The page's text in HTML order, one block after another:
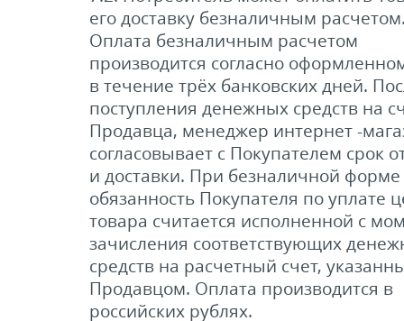
его доставку безналичным
Оплата безналичным расчетом
производится согласно
в течение трёх банковских дней.
поступления денежных средств на
Продавца, менеджер интернет -
согласовывает с Покупателем срок
и доставки. При безналичной
обязанность Покупателя по уплате
товара считается исполненной с
зачисления соответствующих
средств на расчетный счет,
Продавцом. Оплата производится в
российских рублях.